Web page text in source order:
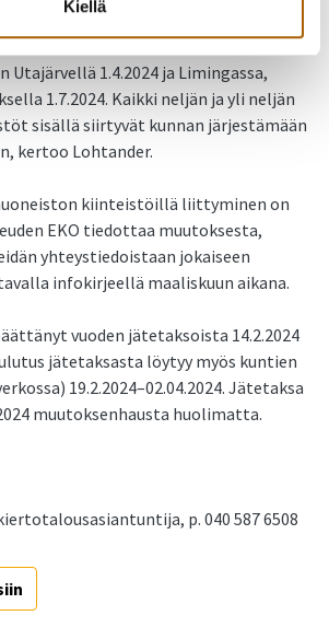
Kiellä
kunnan järjestämään
1.4.2024 ja Limingassa,
1.7.2024. Kaikki neljän ja yli neljän
sisällä siirtyvät kunnan järjestämään
kertoo Lohtander.
kiinteistöillä liittyminen on
EKO tiedottaa muutoksesta,
yhteystiedoistaan jokaiseen
infokirjeellä maaliskuun aikana.
vuoden jätetaksoista 14.2.2024
jätetaksasta löytyy myös kuntien
19.2.2024–02.04.2024. Jätetaksa
muutoksenhausta huolimatta.
p. 040 587 6508